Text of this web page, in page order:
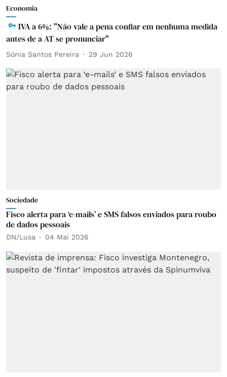
Economia
IVA a 6%: "Não vale a pena confiar em nenhuma medida
antes de a AT se pronunciar"
Sónia Santos Pereira 29 Jun 2026
Sociedade
Fisco alerta para ‘e-mails’ e SMS falsos enviados para roubo
de dados pessoais
DN/Lusa 04 Mai 2026